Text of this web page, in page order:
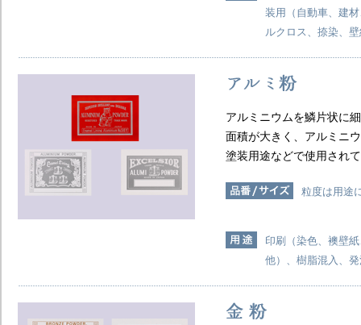
装用（自動車、建
ルクロス、捺染、
アルミニウムを鱗片状に
面積が大きく、アルミニ
塗装用途などで使用され
粒度は用途
印刷（染色、襖壁
他）、樹脂混入、